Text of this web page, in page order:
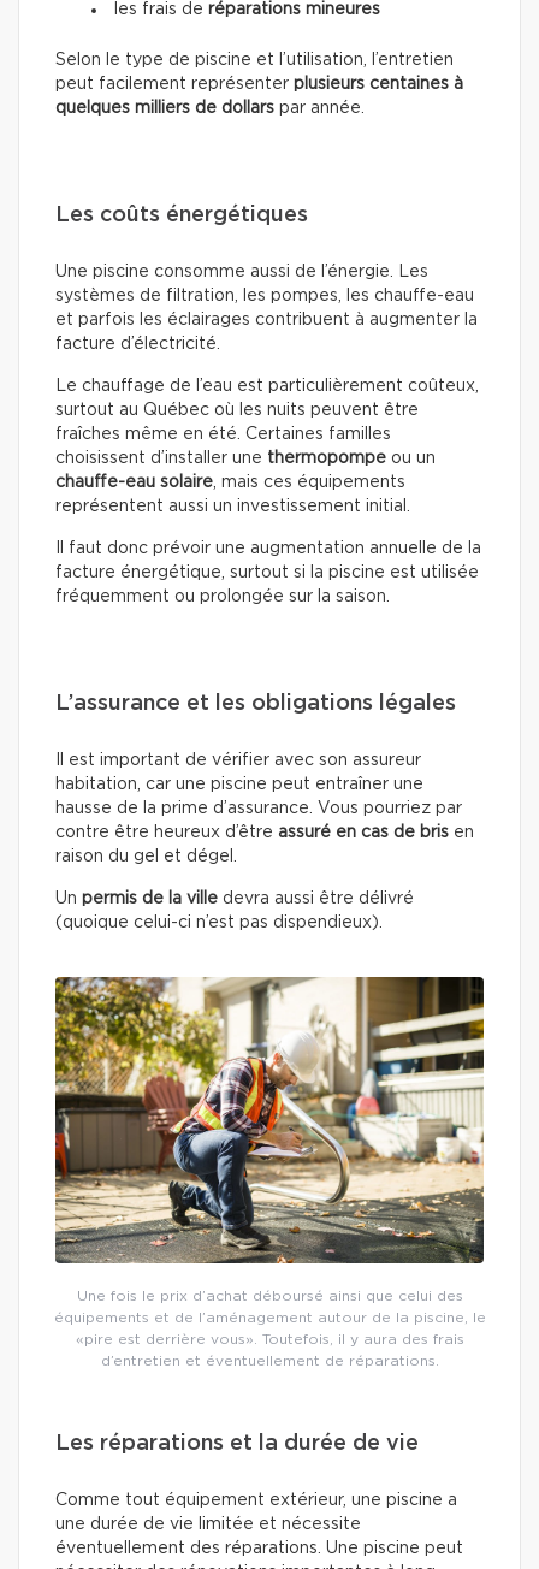
les frais de réparations mineures
Selon le type de piscine et l’utilisation, l’entretien
peut facilement représenter plusieurs centaines à
quelques milliers de dollars par année.
Les coûts énergétiques
Une piscine consomme aussi de l’énergie. Les
systèmes de filtration, les pompes, les chauffe-eau
et parfois les éclairages contribuent à augmenter la
facture d’électricité.
Le chauffage de l’eau est particulièrement coûteux,
surtout au Québec où les nuits peuvent être
fraîches même en été. Certaines familles
choisissent d’installer une thermopompe ou un
chauffe-eau solaire, mais ces équipements
représentent aussi un investissement initial.
Il faut donc prévoir une augmentation annuelle de la
facture énergétique, surtout si la piscine est utilisée
fréquemment ou prolongée sur la saison.
L’assurance et les obligations légales
Il est important de vérifier avec son assureur
habitation, car une piscine peut entraîner une
hausse de la prime d’assurance. Vous pourriez par
contre être heureux d’être assuré en cas de bris en
raison du gel et dégel.
Un permis de la ville devra aussi être délivré
(quoique celui-ci n’est pas dispendieux).
Une fois le prix d’achat déboursé ainsi que celui des
équipements et de l’aménagement autour de la piscine, le
«pire est derrière vous». Toutefois, il y aura des frais
d’entretien et éventuellement de réparations.
Les réparations et la durée de vie
Comme tout équipement extérieur, une piscine a
une durée de vie limitée et nécessite
éventuellement des réparations. Une piscine peut